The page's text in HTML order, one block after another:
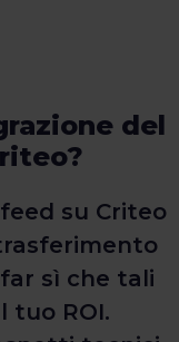
del
su Criteo
sì che tali
tuo ROI.